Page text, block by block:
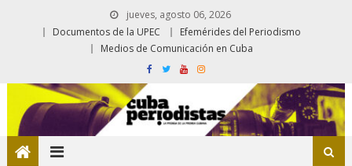
jueves, agosto 06, 2026
Documentos de la UPEC
Efemérides del Periodismo
Medios de Comunicación en Cuba